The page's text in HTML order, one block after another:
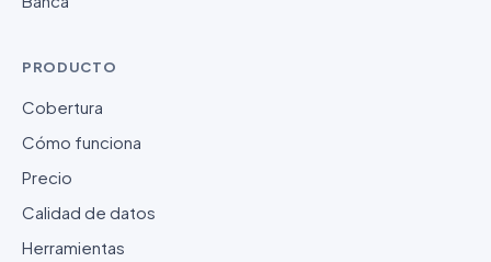
PRODUCTO
Cobertura
Cómo funciona
Precio
Calidad de datos
Herramientas